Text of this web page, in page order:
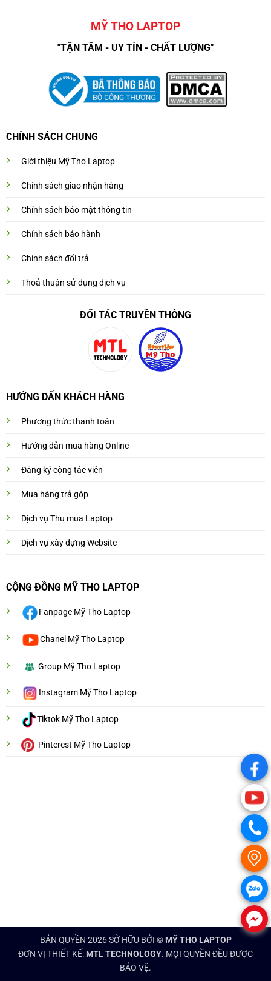
MỸ THO LAPTOP
"TẬN TÂM - UY TÍN - CHẤT LƯỢNG"
CHÍNH SÁCH CHUNG
Giới thiệu Mỹ Tho Laptop
Chính sách giao nhận hàng
Chính sách bảo mật thông tin
Chính sách bảo hành
Chính sách đổi trả
Thoả thuận sử dụng dịch vụ
ĐỐI TÁC TRUYỀN THÔNG
HƯỚNG DẨN KHÁCH HÀNG
Phương thức thanh toán
Hướng dẫn mua hàng Online
Đăng ký cộng tác viên
Mua hàng trả góp
Dịch vụ Thu mua Laptop
Dịch vụ xây dựng Website
CỘNG ĐỒNG MỸ THO LAPTOP
Fanpage Mỹ Tho Laptop
Chanel Mỹ Tho Laptop
Group Mỹ Tho Laptop
Instagram Mỹ Tho Laptop
Tiktok Mỹ Tho Laptop
Pinterest Mỹ Tho Laptop
BẢN QUYỀN 2026 SỞ HỮU BỞI © MỸ THO LAPTOP
ĐƠN VỊ THIẾT KẾ: MTL TECHNOLOGY. MỌI QUYỀN ĐỀU ĐƯỢC
BẢO VỆ.
.
.
.
.
.
.